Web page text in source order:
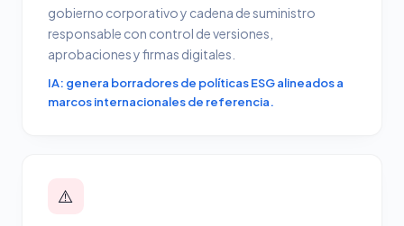
gobierno corporativo y cadena de suministro
responsable con control de versiones,
aprobaciones y firmas digitales.
IA: genera borradores de políticas ESG alineados a
marcos internacionales de referencia.
⚠️